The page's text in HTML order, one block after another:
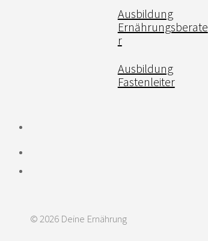
Ausbildung
Ernährungsberate
r
Ausbildung
Fastenleiter
© 2026 Deine Ernährung